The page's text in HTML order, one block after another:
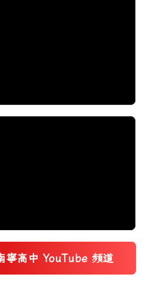
寧高中 YouTube 頻道
(另開新視窗)